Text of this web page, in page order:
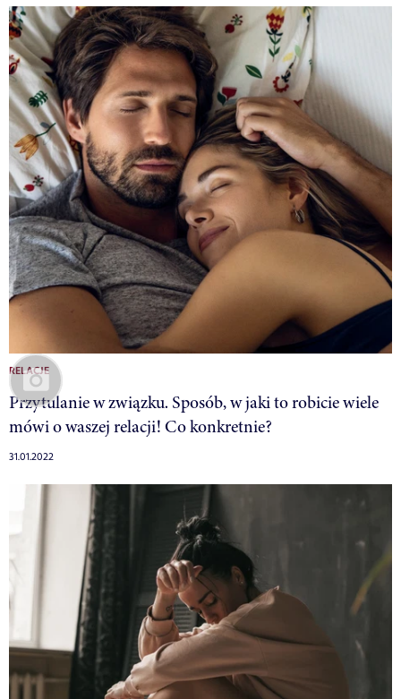
RELACJE
Przytulanie w związku. Sposób, w jaki to robicie wiele
mówi o waszej relacji! Co konkretnie?
31.01.2022